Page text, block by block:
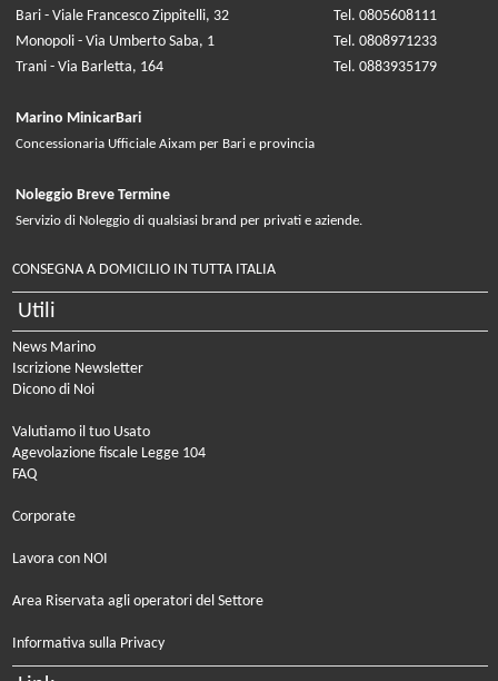
Bari - Viale Francesco Zippitelli, 32
Tel. 0805608111
Monopoli - Via Umberto Saba, 1
Tel. 0808971233
Trani - Via Barletta, 164
Tel. 0883935179
Marino MinicarBari
Concessionaria Ufficiale Aixam per Bari e provincia
Noleggio Breve Termine
Servizio di Noleggio di qualsiasi brand per privati e aziende.
CONSEGNA A DOMICILIO IN TUTTA ITALIA
Utili
News Marino
Iscrizione Newsletter
Dicono di Noi
Valutiamo il tuo Usato
Agevolazione fiscale Legge 104
FAQ
Corporate
Lavora con NOI
Area Riservata agli operatori del Settore
Informativa sulla Privacy